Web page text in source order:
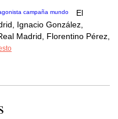
El
Ignacio González,
Madrid, Florentino Pérez,